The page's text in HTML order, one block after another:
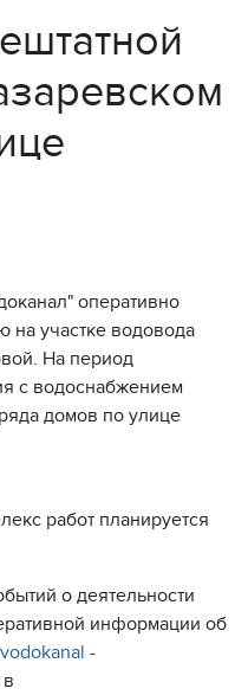
оперативно
на участке водовода
На период
с водоснабжением
домов по улице
работ планируется
о деятельности
информации об
-